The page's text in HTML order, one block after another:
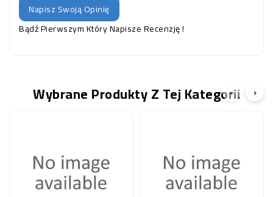
Napisz Swoją Opinię
Bądź Pierwszym Który Napisze Recenzję !
Wybrane Produkty Z Tej Kategorii
‹ ›